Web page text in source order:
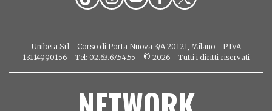
Unibeta Srl - Corso di Porta Nuova 3/A 20121, Milano - P.IVA
13114990156 - Tel: 02.63.67.54.55 - © 2026 - Tutti i diritti riservati